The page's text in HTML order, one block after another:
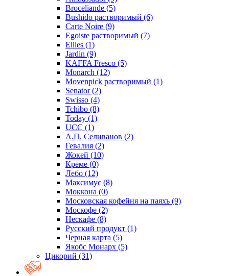
Broceliande (5)
Bushido растворимый (6)
Carte Noire (9)
Egoiste растворимый (7)
Eilles (1)
Jardin (9)
KAFFA Fresco (5)
Monarch (12)
Movenpick растворимый (1)
Senator(2)
Swisso (4)
Tchibo (8)
Today (1)
UCC (1)
А.П. Селиванов (2)
Гевалия (2)
Жокей (10)
Креме (0)
Лебо (12)
Максимус (8)
Моккона (0)
Московская кофейня на паяхъ (9)
Москофе (2)
Нескафе (8)
Русский продукт (1)
Черная карта (5)
Якобс Монарх (5)
Цикорий (31)